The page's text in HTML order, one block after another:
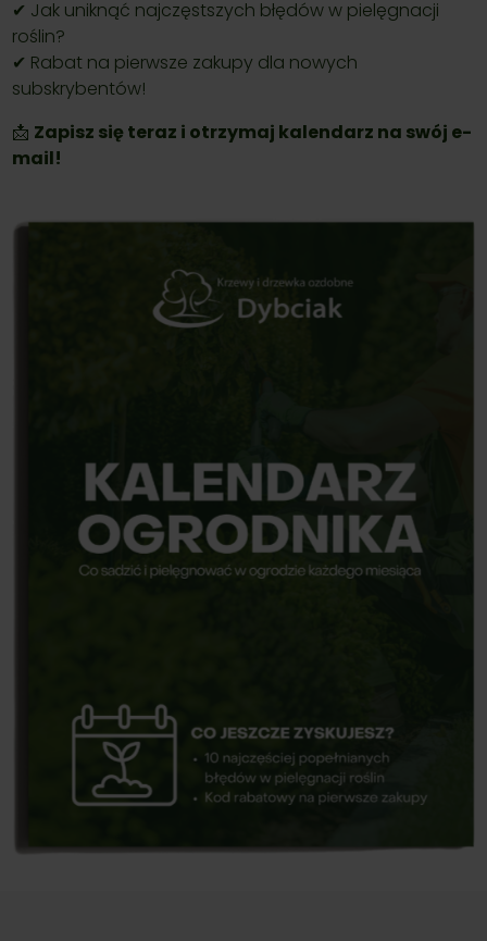
✔ Jak uniknąć najczęstszych błędów w pielęgnacji
roślin?
✔ Rabat na pierwsze zakupy dla nowych
subskrybentów!
📩 Zapisz się teraz i otrzymaj kalendarz na swój e-
mail!